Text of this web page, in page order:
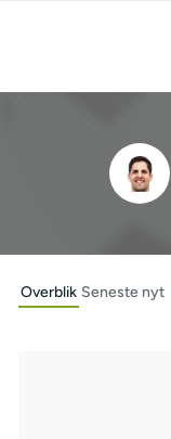
Overblik Seneste nyt